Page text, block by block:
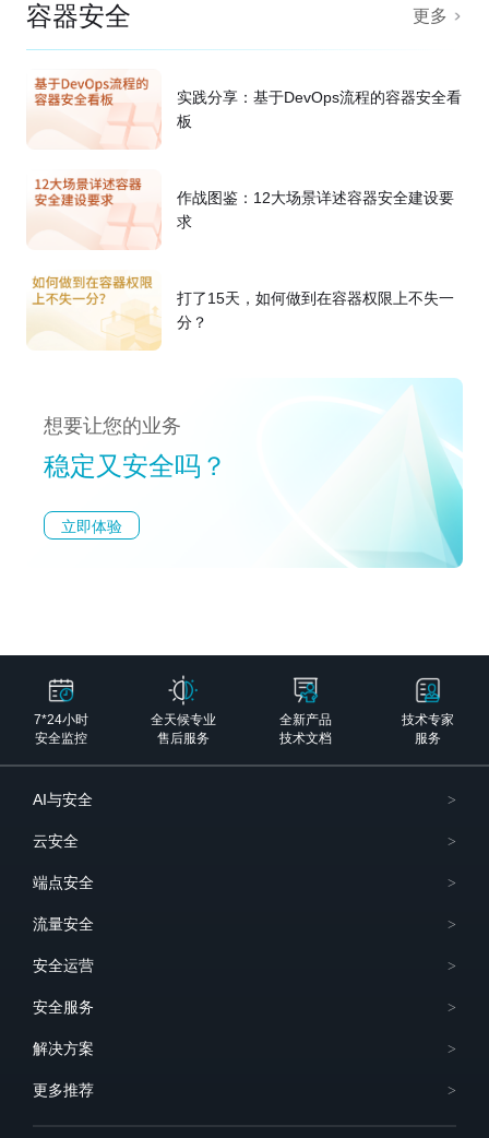
容器安全 更多
实践分享：基于DevOps流程的容器安全看
板
作战图鉴：12大场景详述容器安全建设要
求
打了15天，如何做到在容器权限上不失一
分？
想要让您的业务
稳定又安全吗？
立即体验
7*24小时
安全监控
全天候专业
售后服务
全新产品
技术文档
技术专家
服务
AI与安全
云安全
端点安全
流量安全
安全运营
安全服务
解决方案
更多推荐